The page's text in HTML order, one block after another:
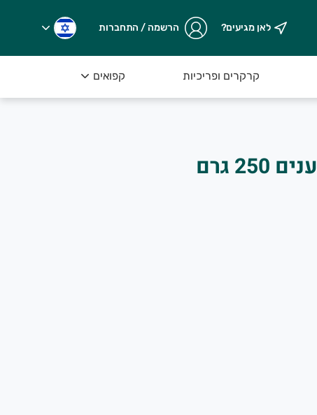
לאן מגיעים? הרשמה / התחברות
קרקרים ופריכיות קפואים
זתים קלמטה מגולענים 250 גרם